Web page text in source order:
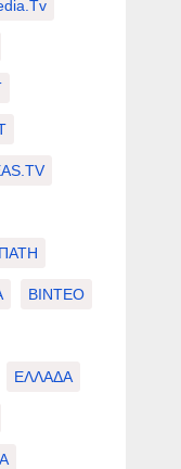
ΒΙΝΤΕΟ
ΕΛΛΑΔΑ